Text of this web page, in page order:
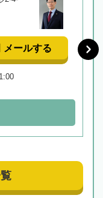
メールする